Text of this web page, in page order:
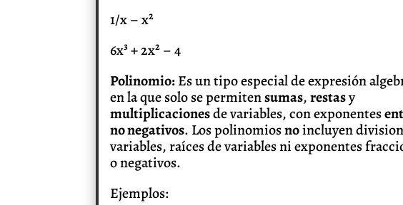
1/x – x²
6x³ + 2x² – 4
Polinomio:Es un tipo especial de expresión
en la que solo se permitensumas,restasy
multiplicacionesde variables, con exponentes
no negativos. Los polinomiosnoincluyen
variables, raíces de variables ni exponentes
o negativos.
Ejemplos: